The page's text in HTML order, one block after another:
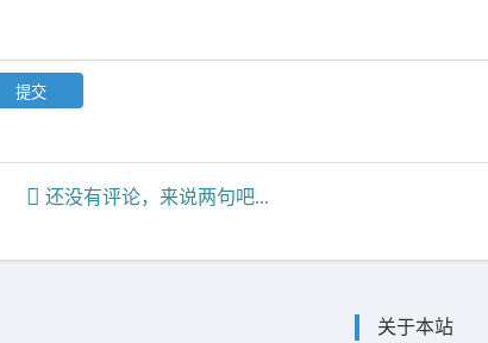
还没有评论，来说两句吧...
关于本站